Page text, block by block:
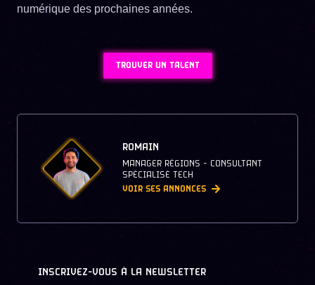
numérique des prochaines années.
TROUVER UN TALENT
ROMAIN
MANAGER RÉGIONS - CONSULTANT
SPÉCIALISÉ TECH
VOIR SES ANNONCES
INSCRIVEZ-VOUS À LA NEWSLETTER